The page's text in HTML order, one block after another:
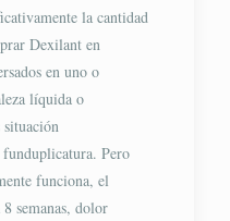
la cantidad
Dexilant en
en uno o
líquida o
situación
Pero
funciona, el
semanas, dolor